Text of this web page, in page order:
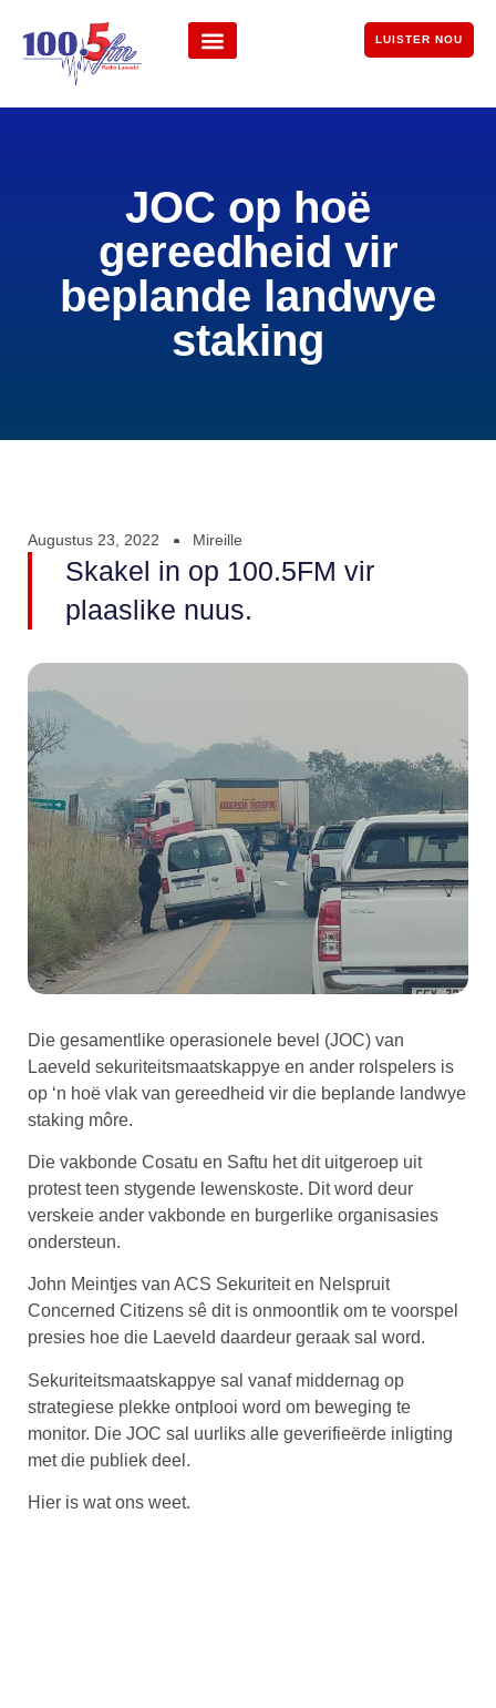
LUISTER NOU
JOC op hoë
gereedheid vir
beplande landwye
staking
Augustus 23, 2022 Mireille
Skakel in op 100.5FM vir
plaaslike nuus.
Die gesamentlike operasionele bevel (JOC) van
Laeveld sekuriteitsmaatskappye en ander rolspelers is
op ‘n hoë vlak van gereedheid vir die beplande landwye
staking môre.
Die vakbonde Cosatu en Saftu het dit uitgeroep uit
protest teen stygende lewenskoste. Dit word deur
verskeie ander vakbonde en burgerlike organisasies
ondersteun.
John Meintjes van ACS Sekuriteit en Nelspruit
Concerned Citizens sê dit is onmoontlik om te voorspel
presies hoe die Laeveld daardeur geraak sal word.
Sekuriteitsmaatskappye sal vanaf middernag op
strategiese plekke ontplooi word om beweging te
monitor. Die JOC sal uurliks alle geverifieërde inligting
met die publiek deel.
Hier is wat ons weet.